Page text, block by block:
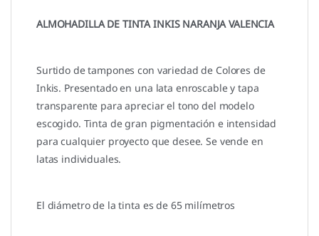
ALMOHADILLA DE TINTA INKIS NARANJA VALENCIA
Surtido de tampones con variedad de Colores de
Inkis. Presentado en una lata enroscable y tapa
transparente para apreciar el tono del modelo
escogido. Tinta de gran pigmentación e intensidad
para cualquier proyecto que desee. Se vende en
latas individuales.
El diámetro de la tinta es de 65 milímetros